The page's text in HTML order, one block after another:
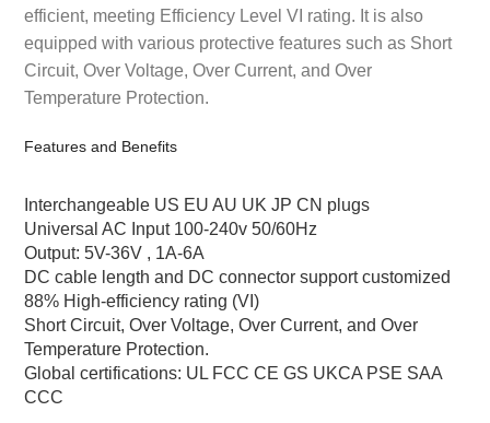
efficient, meeting Efficiency Level VI rating. It is also
equipped with various protective features such as Short
Circuit, Over Voltage, Over Current, and Over
Temperature Protection.
Features and Benefits
Interchangeable US EU AU UK JP CN plugs
Universal AC Input 100-240v 50/60Hz
Output: 5V-36V , 1A-6A
DC cable length and DC connector support customized
88% High-efficiency rating (VI)
Short Circuit, Over Voltage, Over Current, and Over
Temperature Protection.
Global certifications: UL FCC CE GS UKCA PSE SAA
CCC